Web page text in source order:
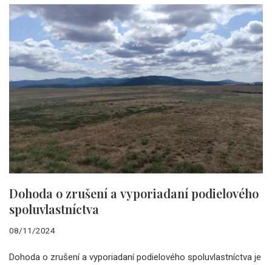
Dohoda o zrušení a vyporiadaní podielového
spoluvlastníctva
08/11/2024
Dohoda o zrušení a vyporiadaní podielového spoluvlastníctva je